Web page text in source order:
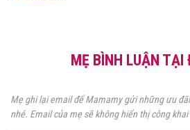
MẸ BÌNH LUẬN TẠI
Mẹ ghi lại email để Mamamy gửi những ưu
nhé. Email của mẹ sẽ không hiển thị công khai